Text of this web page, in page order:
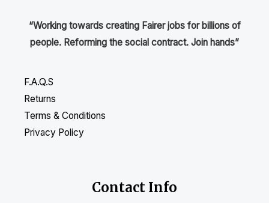
“Working towards creating Fairer jobs for billions of
people. Reforming the social contract. Join hands”
F.A.Q.S
Returns
Terms & Conditions
Privacy Policy
Contact Info